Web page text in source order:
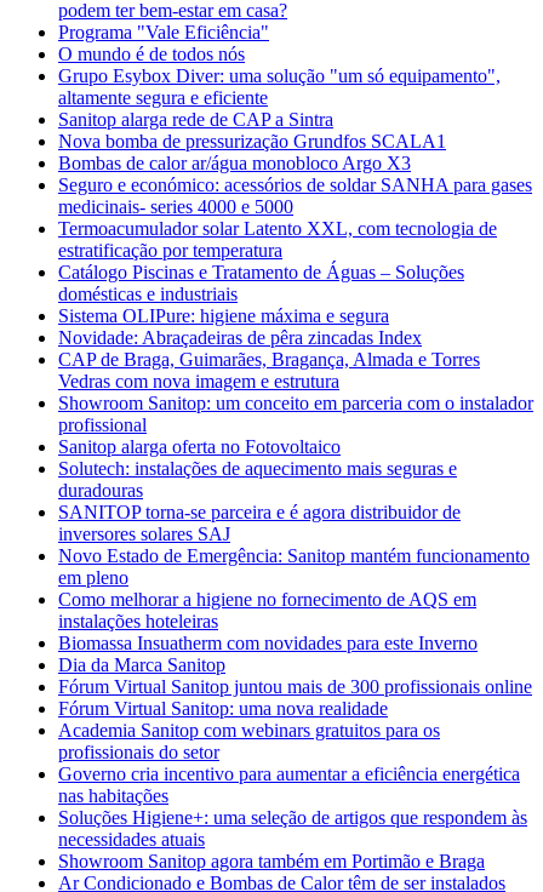
podem ter bem-estar em casa?
Programa "Vale Eficiência"
O mundo é de todos nós
Grupo Esybox Diver: uma solução "um só equipamento",
altamente segura e eficiente
Sanitop alarga rede de CAP a Sintra
Nova bomba de pressurização Grundfos SCALA1
Bombas de calor ar/água monobloco Argo X3
Seguro e económico: acessórios de soldar SANHA para gases
medicinais- series 4000 e 5000
Termoacumulador solar Latento XXL, com tecnologia de
estratificação por temperatura
Catálogo Piscinas e Tratamento de Águas – Soluções
domésticas e industriais
Sistema OLIPure: higiene máxima e segura
Novidade: Abraçadeiras de pêra zincadas Index
CAP de Braga, Guimarães, Bragança, Almada e Torres
Vedras com nova imagem e estrutura
Showroom Sanitop: um conceito em parceria com o instalador
profissional
Sanitop alarga oferta no Fotovoltaico
Solutech: instalações de aquecimento mais seguras e
duradouras
SANITOP torna-se parceira e é agora distribuidor de
inversores solares SAJ
Novo Estado de Emergência: Sanitop mantém funcionamento
em pleno
Como melhorar a higiene no fornecimento de AQS em
instalações hoteleiras
Biomassa Insuatherm com novidades para este Inverno
Dia da Marca Sanitop
Fórum Virtual Sanitop juntou mais de 300 profissionais online
Fórum Virtual Sanitop: uma nova realidade
Academia Sanitop com webinars gratuitos para os
profissionais do setor
Governo cria incentivo para aumentar a eficiência energética
nas habitações
Soluções Higiene+: uma seleção de artigos que respondem às
necessidades atuais
Showroom Sanitop agora também em Portimão e Braga
Ar Condicionado e Bombas de Calor têm de ser instalados